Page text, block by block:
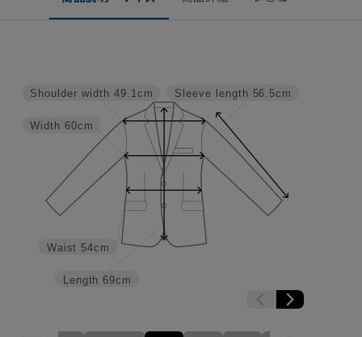
Sleeve length 56.5cm
Length 69cm
Waist 54cm
Width 60cm
Shoulder width 49.1cm